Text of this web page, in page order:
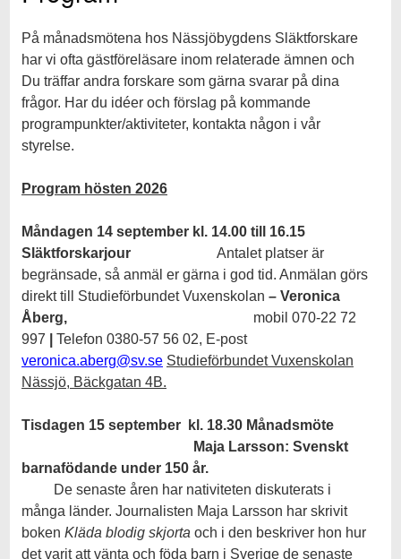
På månadsmötena hos Nässjöbygdens Släktforskare
har vi ofta gästföreläsare inom relaterade ämnen och
Du träffar andra forskare som gärna svarar på dina
frågor. Har du idéer och förslag på kommande
programpunkter/aktiviteter, kontakta någon i vår
styrelse.
Program hösten 2026
Måndagen 14 september k l. 14.00 till 16.15
Släktforskarjour Antalet platser är
begränsade, så anmäl er gärna i god tid. Anmälan görs
direkt till Studieförbundet Vuxenskolan – Veronica
Åberg, mobil 070-22 72
997
Telefon 0380-57 56 02, E-post
veronica.aberg@sv.se Studieförbundet Vuxenskolan
Nässjö, Bäckgatan 4B.
Tisdagen 15 september kl. 18.30 Månadsmöte
Maja Larsson: Svenskt
barnafödande under 150 år.
De senaste åren har nativiteten diskuterats i
många länder. Journalisten Maja Larsson har skrivit
boken Kläda blodig skjorta och i den beskriver hon hur
det varit att vänta och föda barn i Sverige de senaste